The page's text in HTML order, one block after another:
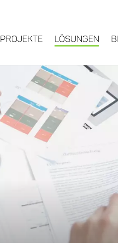
PROJEKTE
LÖSUNGEN